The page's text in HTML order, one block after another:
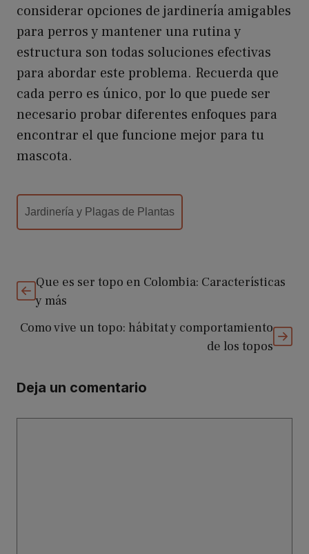
considerar opciones de jardinería amigables
para perros y mantener una rutina y
estructura son todas soluciones efectivas
para abordar este problema. Recuerda que
cada perro es único, por lo que puede ser
necesario probar diferentes enfoques para
encontrar el que funcione mejor para tu
mascota.
Categorías
Jardinería y Plagas de Plantas
Que es ser topo en Colombia: Características
y más
Como vive un topo: hábitat y comportamiento
de los topos
Deja un comentario